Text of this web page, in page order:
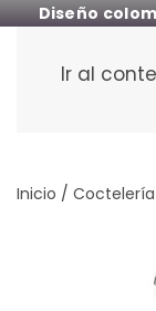
Diseño
Ir al
Inicio / Coctelería